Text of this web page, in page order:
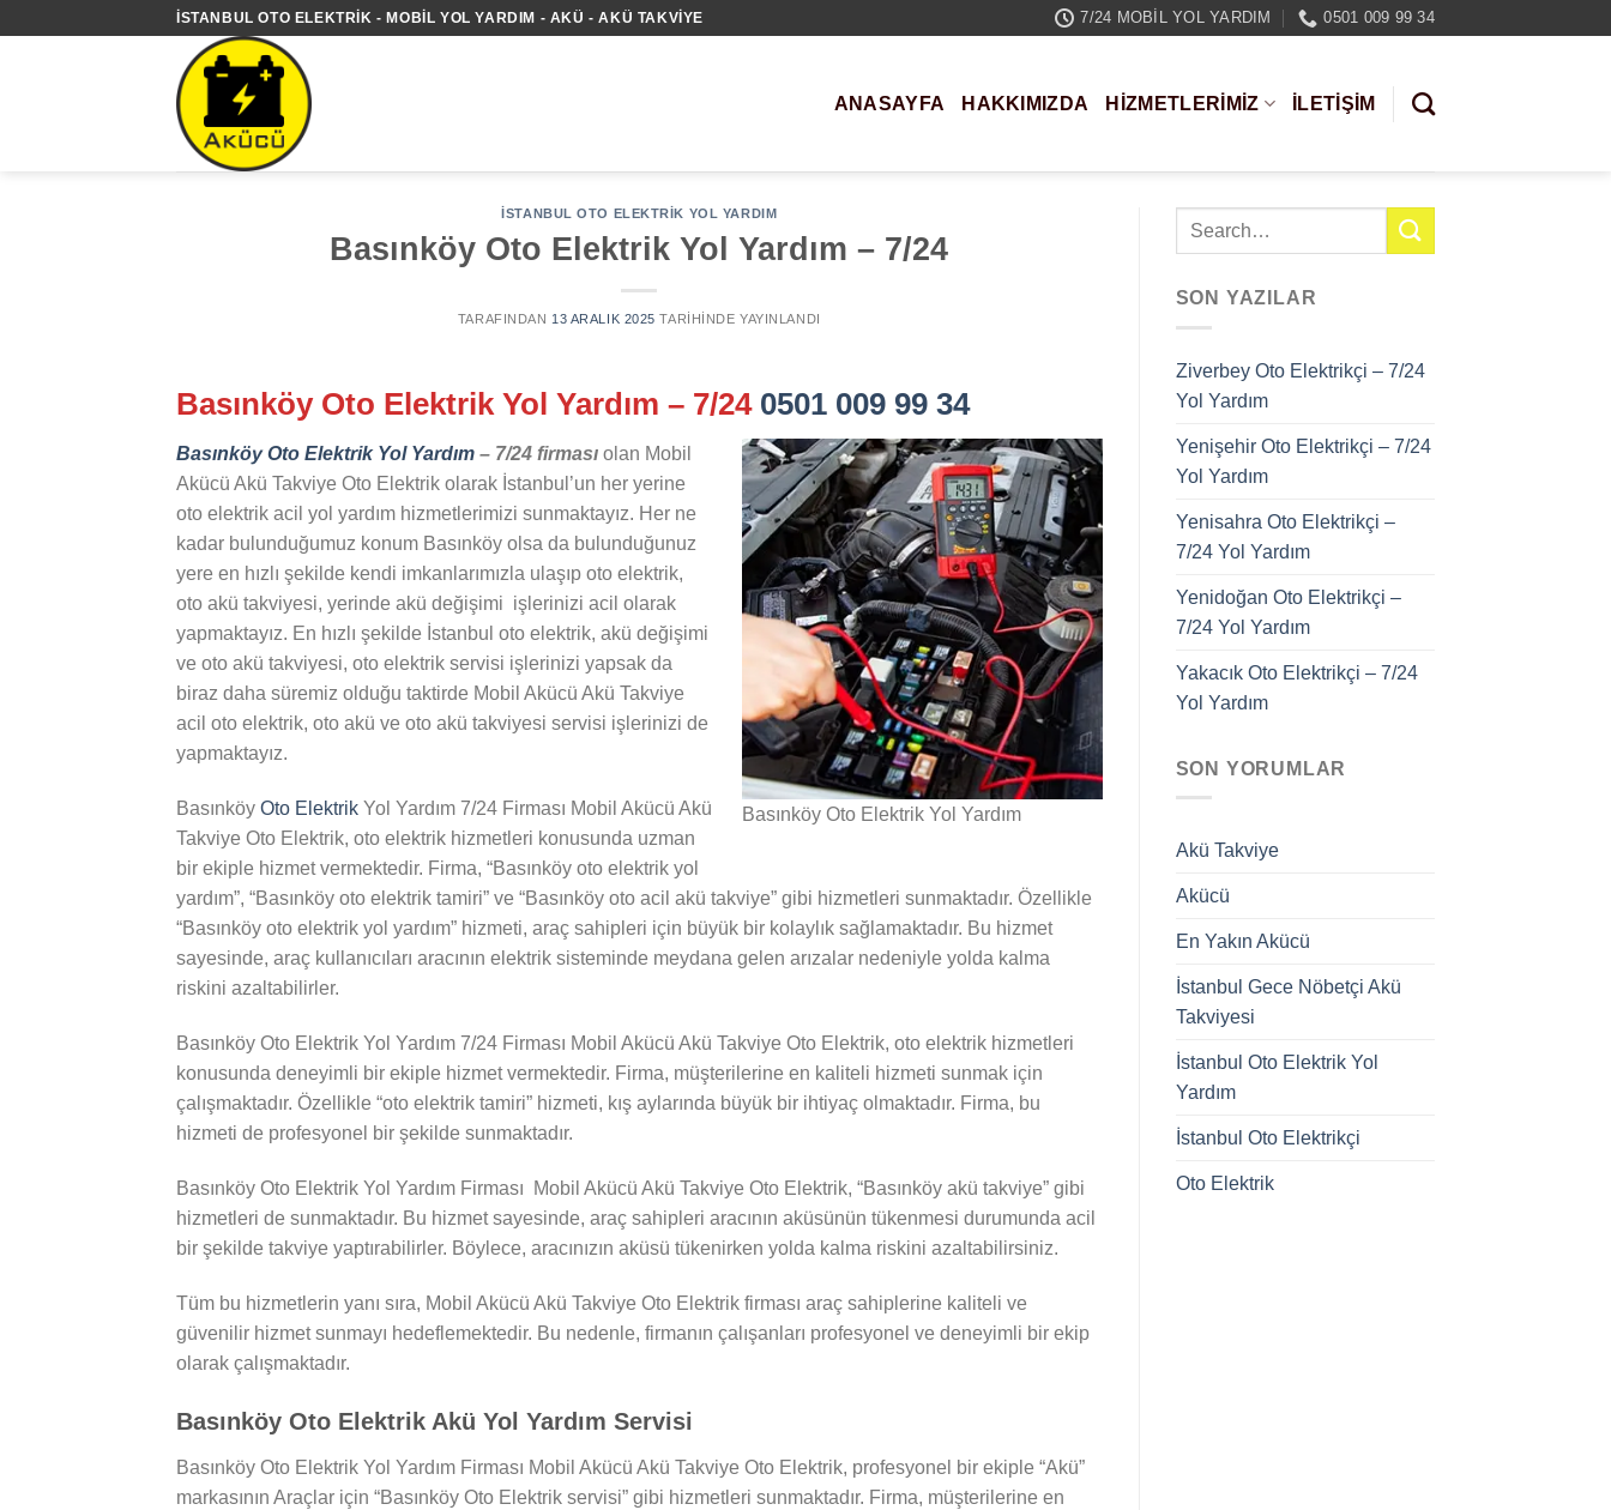
İSTANBUL OTO ELEKTRIK - MOBIL YOL YARDIM - AKÜ - AKÜ TAKVIYE 7/24 MOBIL YOL YARDIM 0501 009 99 34
ANASAYFA HAKKIMIZDA HIZMETLERIMIZ İLETİŞİM
İSTANBUL OTO ELEKTRIK YOL YARDIM
Basınköy Oto Elektrik Yol Yardım – 7/24
TARAFINDAN 13 ARALIK 2025 TARIHINDE YAYINLANDI
Basınköy Oto Elektrik Yol Yardım – 7/24 0501 009 99 34
Basınköy Oto Elektrik Yol Yardım
Basınköy Oto Elektrik Yol Yardım – 7/24 firması olan Mobil
Akücü Akü Takviye Oto Elektrik olarak İstanbul’un her yerine
oto elektrik acil yol yardım hizmetlerimizi sunmaktayız. Her ne
kadar bulunduğumuz konum Basınköy olsa da bulunduğunuz
yere en hızlı şekilde kendi imkanlarımızla ulaşıp oto elektrik,
oto akü takviyesi, yerinde akü değişimi işlerinizi acil olarak
yapmaktayız. En hızlı şekilde İstanbul oto elektrik, akü değişimi
ve oto akü takviyesi, oto elektrik servisi işlerinizi yapsak da
biraz daha süremiz olduğu taktirde Mobil Akücü Akü Takviye
acil oto elektrik, oto akü ve oto akü takviyesi servisi işlerinizi de
yapmaktayız.
Basınköy Oto Elektrik Yol Yardım 7/24 Firması Mobil Akücü Akü
Takviye Oto Elektrik, oto elektrik hizmetleri konusunda uzman
bir ekiple hizmet vermektedir. Firma, “Basınköy oto elektrik yol
yardım”, “Basınköy oto elektrik tamiri” ve “Basınköy oto acil akü takviye” gibi hizmetleri sunmaktadır. Özellikle
“Basınköy oto elektrik yol yardım” hizmeti, araç sahipleri için büyük bir kolaylık sağlamaktadır. Bu hizmet
sayesinde, araç kullanıcıları aracının elektrik sisteminde meydana gelen arızalar nedeniyle yolda kalma
riskini azaltabilirler.
Basınköy Oto Elektrik Yol Yardım 7/24 Firması Mobil Akücü Akü Takviye Oto Elektrik, oto elektrik hizmetleri
konusunda deneyimli bir ekiple hizmet vermektedir. Firma, müşterilerine en kaliteli hizmeti sunmak için
çalışmaktadır. Özellikle “oto elektrik tamiri” hizmeti, kış aylarında büyük bir ihtiyaç olmaktadır. Firma, bu
hizmeti de profesyonel bir şekilde sunmaktadır.
Basınköy Oto Elektrik Yol Yardım Firması Mobil Akücü Akü Takviye Oto Elektrik, “Basınköy akü takviye” gibi
hizmetleri de sunmaktadır. Bu hizmet sayesinde, araç sahipleri aracının aküsünün tükenmesi durumunda acil
bir şekilde takviye yaptırabilirler. Böylece, aracınızın aküsü tükenirken yolda kalma riskini azaltabilirsiniz.
Tüm bu hizmetlerin yanı sıra, Mobil Akücü Akü Takviye Oto Elektrik firması araç sahiplerine kaliteli ve
güvenilir hizmet sunmayı hedeflemektedir. Bu nedenle, firmanın çalışanları profesyonel ve deneyimli bir ekip
olarak çalışmaktadır.
Basınköy Oto Elektrik Akü Yol Yardım Servisi
Basınköy Oto Elektrik Yol Yardım Firması Mobil Akücü Akü Takviye Oto Elektrik, profesyonel bir ekiple “Akü”
markasının Araçlar için “Basınköy Oto Elektrik servisi” gibi hizmetleri sunmaktadır. Firma, müşterilerine en
SON YAZILAR
Ziverbey Oto Elektrikçi – 7/24
Yol Yardım
Yenişehir Oto Elektrikçi – 7/24
Yol Yardım
Yenisahra Oto Elektrikçi –
7/24 Yol Yardım
Yenidoğan Oto Elektrikçi –
7/24 Yol Yardım
Yakacık Oto Elektrikçi – 7/24
Yol Yardım
SON YORUMLAR
Akü Takviye
Akücü
En Yakın Akücü
İstanbul Gece Nöbetçi Akü
Takviyesi
İstanbul Oto Elektrik Yol
Yardım
İstanbul Oto Elektrikçi
Oto Elektrik